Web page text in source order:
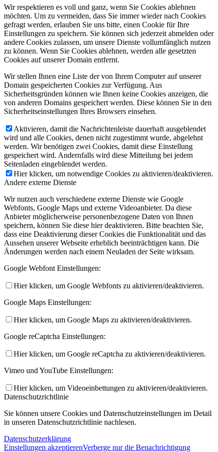
Wir respektieren es voll und ganz, wenn Sie Cookies ablehnen
möchten. Um zu vermeiden, dass Sie immer wieder nach Cookies
gefragt werden, erlauben Sie uns bitte, einen Cookie für Ihre
Einstellungen zu speichern. Sie können sich jederzeit abmelden oder
andere Cookies zulassen, um unsere Dienste vollumfänglich nutzen
zu können. Wenn Sie Cookies ablehnen, werden alle gesetzten
Cookies auf unserer Domain entfernt.
Wir stellen Ihnen eine Liste der von Ihrem Computer auf unserer
Domain gespeicherten Cookies zur Verfügung. Aus
Sicherheitsgründen können wie Ihnen keine Cookies anzeigen, die
von anderen Domains gespeichert werden. Diese können Sie in den
Sicherheitseinstellungen Ihres Browsers einsehen.
Aktivieren, damit die Nachrichtenleiste dauerhaft ausgeblendet
wird und alle Cookies, denen nicht zugestimmt wurde, abgelehnt
werden. Wir benötigen zwei Cookies, damit diese Einstellung
gespeichert wird. Andernfalls wird diese Mitteilung bei jedem
Seitenladen eingeblendet werden.
Hier klicken, um notwendige Cookies zu aktivieren/deaktivieren.
Andere externe Dienste
Wir nutzen auch verschiedene externe Dienste wie Google
Webfonts, Google Maps und externe Videoanbieter. Da diese
Anbieter möglicherweise personenbezogene Daten von Ihnen
speichern, können Sie diese hier deaktivieren. Bitte beachten Sie,
dass eine Deaktivierung dieser Cookies die Funktionalität und das
Aussehen unserer Webseite erheblich beeinträchtigen kann. Die
Änderungen werden nach einem Neuladen der Seite wirksam.
Google Webfont Einstellungen:
Hier klicken, um Google Webfonts zu aktivieren/deaktivieren.
Google Maps Einstellungen:
Hier klicken, um Google Maps zu aktivieren/deaktivieren.
Google reCaptcha Einstellungen:
Hier klicken, um Google reCaptcha zu aktivieren/deaktivieren.
Vimeo und YouTube Einstellungen:
Hier klicken, um Videoeinbettungen zu aktivieren/deaktivieren.
Datenschutzrichtlinie
Sie können unsere Cookies und Datenschutzeinstellungen im Detail
in unseren Datenschutzrichtlinie nachlesen.
Datenschutzerklärung
Einstellungen akzeptierenVerberge nur die Benachrichtigung